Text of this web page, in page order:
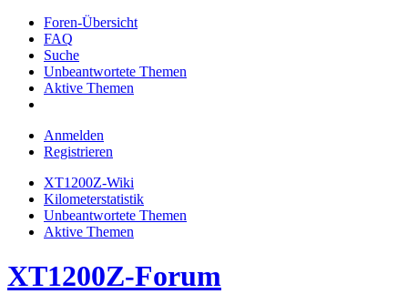
Foren-Übersicht
FAQ
Suche
Unbeantwortete Themen
Aktive Themen
Anmelden
Registrieren
XT1200Z-Wiki
Kilometerstatistik
Unbeantwortete Themen
Aktive Themen
XT1200Z-Forum